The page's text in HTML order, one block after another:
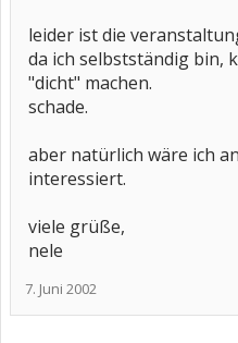
leider ist die
da ich selbstständig bin,
"dicht" machen.
schade.
aber natürlich wäre ich
interessiert.
viele grüße,
nele
7. Juni 2002